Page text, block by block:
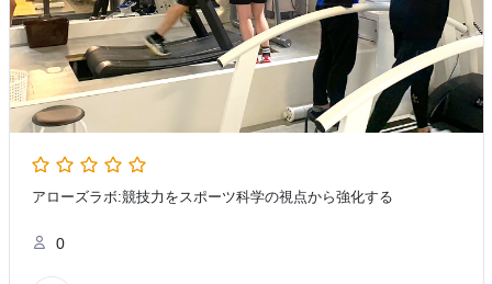
アローズラボ:競技力をスポーツ科学の視点から強化する
0